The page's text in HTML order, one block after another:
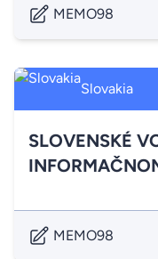
MEMO98
Slovakia
SLOVENSKÉ
MEMO98